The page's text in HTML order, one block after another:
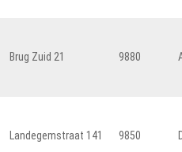
Brug Zuid 21 9880
Landegemstraat 141 9850